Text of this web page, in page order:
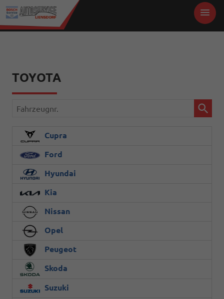
TOYOTA
Fahrzeugnr.
Cupra
Ford
Hyundai
Kia
Nissan
Opel
Peugeot
Skoda
Suzuki